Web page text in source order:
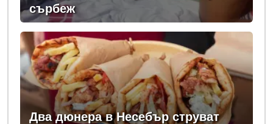
сърбеж
Два дюнера в Несебър струват